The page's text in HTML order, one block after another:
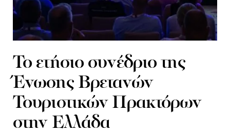
Το ετήσιο συνέδριο της
Ένωσης Βρετανών
Τουριστικών Πρακτόρων
στην Ελλάδα